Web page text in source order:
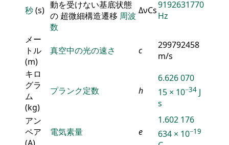
秒(s) 動を受けない基底状態
の 超微細構造遷移 周波
数
ΔνCs9192631770
Hz
メー
トル
(m)
真空中の光の速さ c
299792458
m/s
キロ
グラ
ム
(kg)
プランク定数 h
6.626 070
15 × 10−34 J
s
アン
ペア
電気素量 e
1.602 176
634 × 10−19